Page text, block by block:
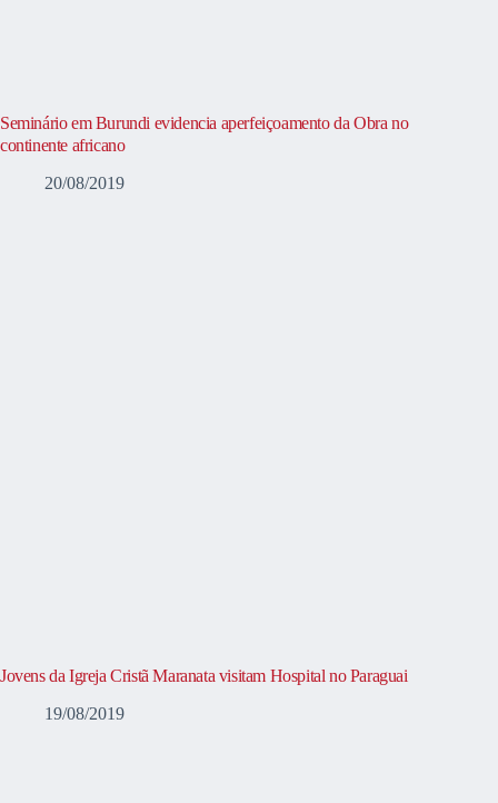
Seminário em Burundi evidencia aperfeiçoamento da Obra no
continente africano
20/08/2019
Jovens da Igreja Cristã Maranata visitam Hospital no Paraguai
19/08/2019